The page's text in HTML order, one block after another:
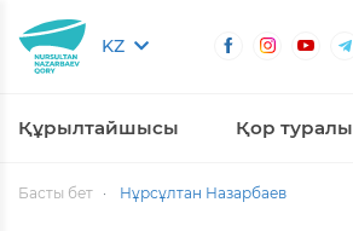
KZ
Құрылтайшысы Қор туралы
Басты бет Нұрсұлтан Назарбаев